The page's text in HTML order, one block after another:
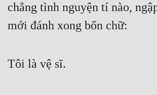
Tu Chân
Tu Tiên
Vô Địch
chẳng tình nguyện tí nào,
mới đánh xong bốn chữ:
Tôi là vệ sĩ.